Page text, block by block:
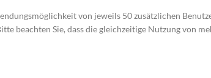
von jeweils 50 zusätzlichen
beachten Sie, dass die gleichzeitige Nutzung von